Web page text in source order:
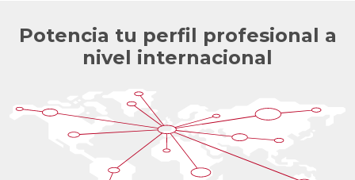
Potencia tu perfil profesional a
nivel internacional